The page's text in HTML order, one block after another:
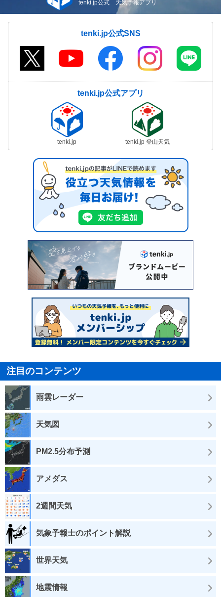
tenki.jp公式 天気予報アプリ
tenki.jp公式SNS
tenki.jp公式アプリ
tenki.jp tenki.jp 登山天気
注目のコンテンツ
雨雲レーダー
天気図
PM2.5分布予測
アメダス
2週間天気
気象予報士のポイント解説
世界天気
地震情報